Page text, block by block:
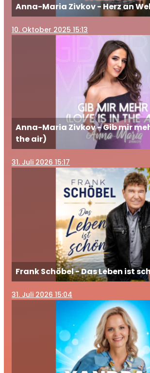
Anna-Maria Zivkov - Herz an
10. Oktober 2025 15:13
Anna-Maria Zivkov - Gib mir
the air)
31. Juli 2026 15:17
Frank Schöbel - Das Leben ist
31. Juli 2026 15:04